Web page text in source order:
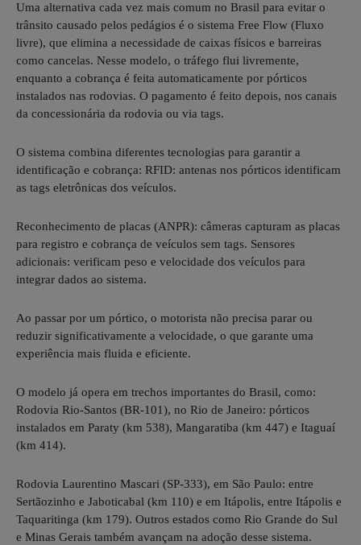
Uma alternativa cada vez mais comum no Brasil para evitar o
trânsito causado pelos pedágios é o sistema Free Flow (Fluxo
livre), que elimina a necessidade de caixas físicos e barreiras
como cancelas. Nesse modelo, o tráfego flui livremente,
enquanto a cobrança é feita automaticamente por pórticos
instalados nas rodovias. O pagamento é feito depois, nos canais
da concessionária da rodovia ou via tags.
O sistema combina diferentes tecnologias para garantir a
identificação e cobrança: RFID: antenas nos pórticos identificam
as tags eletrônicas dos veículos.
Reconhecimento de placas (ANPR): câmeras capturam as placas
para registro e cobrança de veículos sem tags. Sensores
adicionais: verificam peso e velocidade dos veículos para
integrar dados ao sistema.
Ao passar por um pórtico, o motorista não precisa parar ou
reduzir significativamente a velocidade, o que garante uma
experiência mais fluida e eficiente.
O modelo já opera em trechos importantes do Brasil, como:
Rodovia Rio-Santos (BR-101), no Rio de Janeiro: pórticos
instalados em Paraty (km 538), Mangaratiba (km 447) e Itaguaí
(km 414).
Rodovia Laurentino Mascari (SP-333), em São Paulo: entre
Sertãozinho e Jaboticabal (km 110) e em Itápolis, entre Itápolis e
Taquaritinga (km 179). Outros estados como Rio Grande do Sul
e Minas Gerais também avançam na adoção desse sistema.